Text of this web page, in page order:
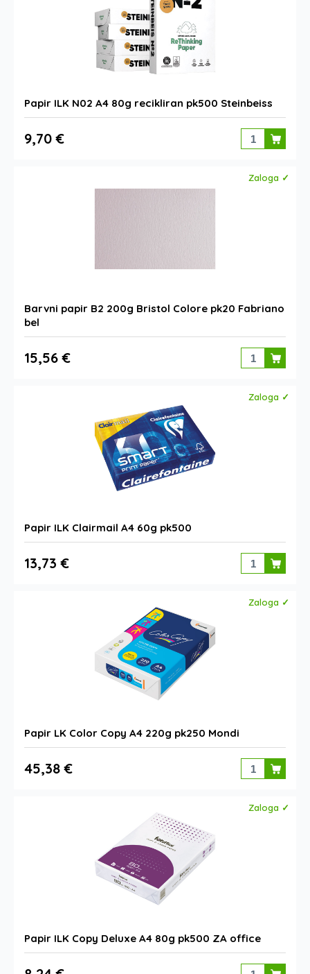
Papir ILK N02 A4 80g recikliran pk500 Steinbeiss
9,70 €
Zaloga ✓
Barvni papir B2 200g Bristol Colore pk20 Fabriano
bel
15,56 €
Zaloga ✓
Papir ILK Clairmail A4 60g pk500
13,73 €
Zaloga ✓
Papir LK Color Copy A4 220g pk250 Mondi
45,38 €
Zaloga ✓
Papir ILK Copy Deluxe A4 80g pk500 ZA office